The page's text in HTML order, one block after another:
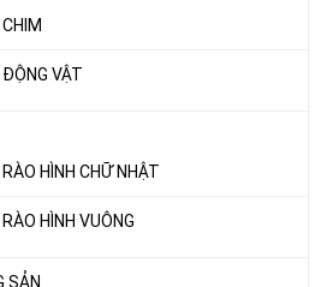
ĐỘNG VẬT
HÌNH CHỮ NHẬT
HÌNH VUÔNG
SẢN